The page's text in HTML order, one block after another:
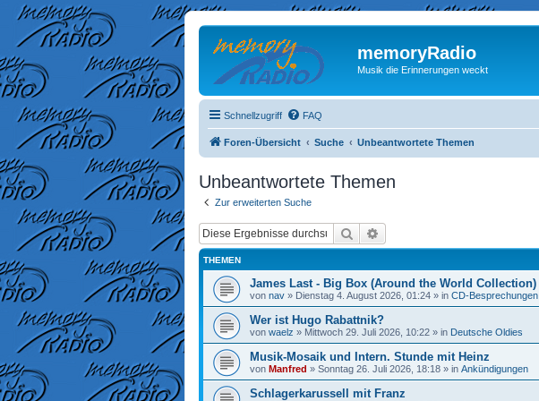
memoryRadio
Musik die Erinnerungen weckt
Schnellzugriff FAQ
Foren-Übersicht Suche Unbeantwortete Themen
Unbeantwortete Themen
Zur erweiterten Suche
Suche
THEMEN
James Last - Big Box (Around the World Collection)
von nav » Dienstag 4. August 2026, 01:24 » in CD-Besprechungen
Wer ist Hugo Rabattnik?
von waelz » Mittwoch 29. Juli 2026, 10:22 » in Deutsche Oldies
Musik-Mosaik und Intern. Stunde mit Heinz
von Manfred » Sonntag 26. Juli 2026, 18:18 » in Ankündigungen
Schlagerkarussell mit Franz